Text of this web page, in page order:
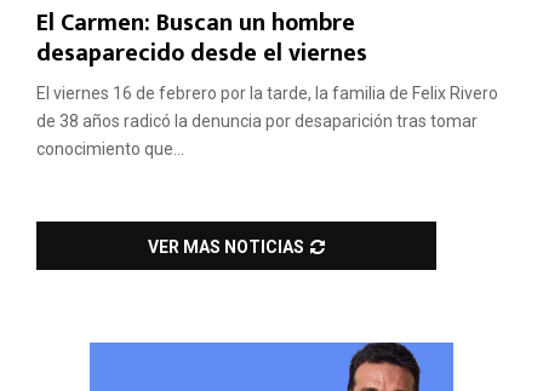
El Carmen: Buscan un hombre
desaparecido desde el viernes
El viernes 16 de febrero por la tarde, la familia de Felix Rivero
de 38 años radicó la denuncia por desaparición tras tomar
conocimiento que...
VER MAS NOTICIAS